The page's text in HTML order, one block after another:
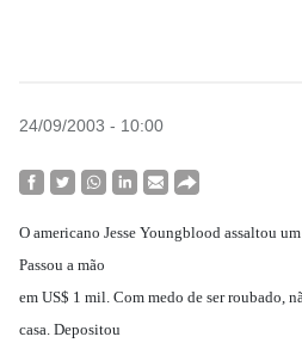
24/09/2003 - 10:00
O americano Jesse Youngblood assaltou
Passou a mão
em US$ 1 mil. Com medo de ser roubado,
casa. Depositou